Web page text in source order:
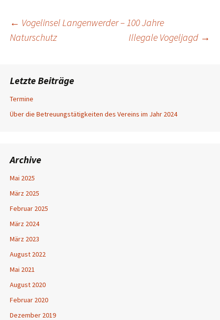
Beitragsnavigation
← Vogelinsel Langenwerder – 100 Jahre
Naturschutz
Illegale Vogeljagd →
Letzte Beiträge
Termine
Über die Betreuungstätigkeiten des Vereins im Jahr 2024
Archive
Mai 2025
März 2025
Februar 2025
März 2024
März 2023
August 2022
Mai 2021
August 2020
Februar 2020
Dezember 2019